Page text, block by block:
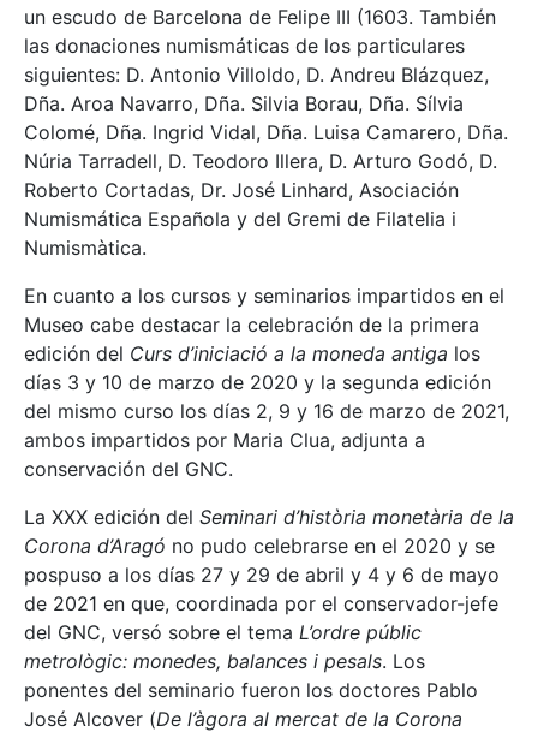
un escudo de Barcelona de Felipe III (1603. También
las donaciones numismáticas de los particulares
siguientes: D. Antonio Villoldo, D. Andreu Blázquez,
Dña. Aroa Navarro, Dña. Silvia Borau, Dña. Sílvia
Colomé, Dña. Ingrid Vidal, Dña. Luisa Camarero, Dña.
Núria Tarradell, D. Teodoro Illera, D. Arturo Godó, D.
Roberto Cortadas, Dr. José Linhard, Asociación
Numismática Española y del Gremi de Filatelia i
Numismàtica.
En cuanto a los cursos y seminarios impartidos en el
Museo cabe destacar la celebración de la primera
edición del Curs d’iniciació a la moneda antiga los
días 3 y 10 de marzo de 2020 y la segunda edición
del mismo curso los días 2, 9 y 16 de marzo de 2021,
ambos impartidos por Maria Clua, adjunta a
conservación del GNC.
La XXX edición del Seminari d’història monetària de la
Corona d’Aragó no pudo celebrarse en el 2020 y se
pospuso a los días 27 y 29 de abril y 4 y 6 de mayo
de 2021 en que, coordinada por el conservador-jefe
del GNC, versó sobre el tema L’ordre públic
metrològic: monedes, balances i pesals. Los
ponentes del seminario fueron los doctores Pablo
José Alcover (De l’àgora al mercat de la Corona